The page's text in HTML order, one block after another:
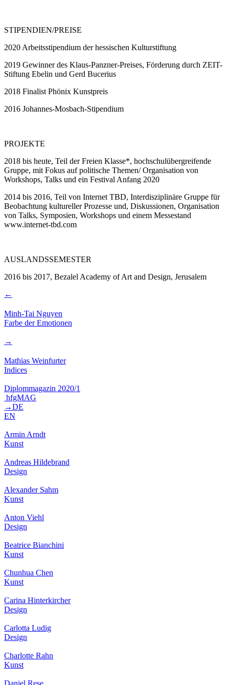
STIPENDIEN/PREISE
2020 Arbeitsstipendium der hessischen Kulturstiftung
2019 Gewinner des Klaus-Panzner-Preises, Förderung durch ZEIT-
Stiftung Ebelin und Gerd Bucerius
2018 Finalist Phönix Kunstpreis
2016 Johannes-Mosbach-Stipendium
PROJEKTE
2018 bis heute, Teil der Freien Klasse*, hochschulübergreifende
Gruppe, mit Fokus auf politische Themen/ Organisation von
Workshops, Talks und ein Festival Anfang 2020
2014 bis 2016, Teil von Internet TBD, Interdisziplinäre Gruppe für
Beobachtung kultureller Prozesse und, Diskussionen, Organisation
von Talks, Symposien, Workshops und einem Messestand
www.internet-tbd.com
AUSLANDSSEMESTER
2016 bis 2017, Bezalel Academy of Art and Design, Jerusalem
←
Minh-Tai Nguyen
Farbe der Emotionen
→
Mathias Weinfurter
Indices
Diplommagazin 2020/1
hfgMAG
→DE
EN
Armin Arndt
Kunst
Andreas Hildebrand
Design
Alexander Sahm
Kunst
Anton Viehl
Design
Beatrice Bianchini
Kunst
Chunhua Chen
Kunst
Carina Hinterkircher
Design
Carlotta Ludig
Design
Charlotte Rahn
Kunst
Daniel Rese